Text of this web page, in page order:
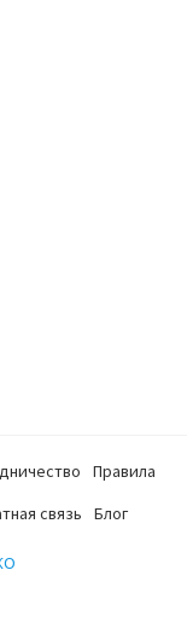
Правила
связь Блог